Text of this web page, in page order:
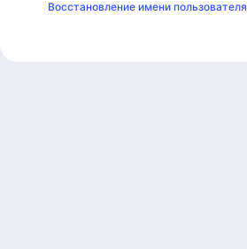
Восстановление имени пользователя